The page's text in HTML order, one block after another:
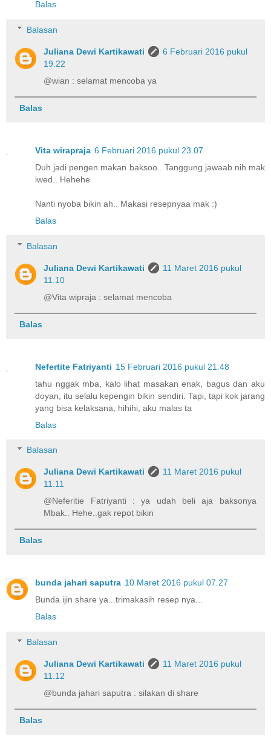
Balas
Balasan
Juliana Dewi Kartikawati
6 Februari 2016 pukul
19.22
@wian : selamat mencoba ya
Balas
Vita wirapraja 6 Februari 2016 pukul 23.07
Duh jadi pengen makan baksoo.. Tanggung jawaab nih mak
iwed.. Hehehe
Nanti nyoba bikin ah.. Makasi resepnyaa mak :)
Balas
Balasan
Juliana Dewi Kartikawati
11 Maret 2016 pukul
11.10
@Vita wipraja : selamat mencoba
Balas
Nefertite Fatriyanti 15 Februari 2016 pukul 21.48
tahu nggak mba, kalo lihat masakan enak, bagus dan aku
doyan, itu selalu kepengin bikin sendiri. Tapi, tapi kok jarang
yang bisa kelaksana, hihihi, aku malas ta
Balas
Balasan
Juliana Dewi Kartikawati
11 Maret 2016 pukul
11.11
@Neferitie Fatriyanti : ya udah beli aja baksonya
Mbak.. Hehe..gak repot bikin
Balas
bunda jahari saputra 10 Maret 2016 pukul 07.27
Bunda ijin share ya...trimakasih resep nya...
Balas
Balasan
Juliana Dewi Kartikawati
11 Maret 2016 pukul
11.12
@bunda jahari saputra : silakan di share
Balas